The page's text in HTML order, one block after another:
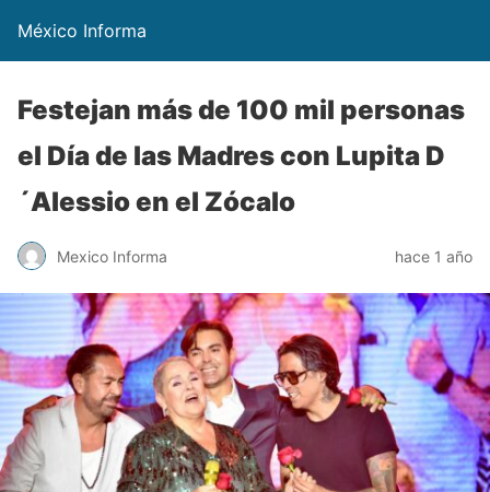
México Informa
Festejan más de 100 mil personas
el Día de las Madres con Lupita D
´Alessio en el Zócalo
Mexico Informa hace 1 año